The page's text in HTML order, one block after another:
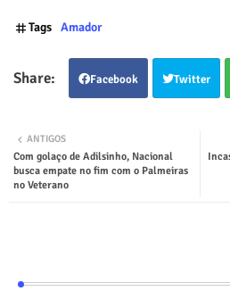
Tags Amador
Facebook Twitter
ANTIGOS
Com golaço de Adilsinho, Nacional
busca empate no fim com o Palmeiras
no Veterano